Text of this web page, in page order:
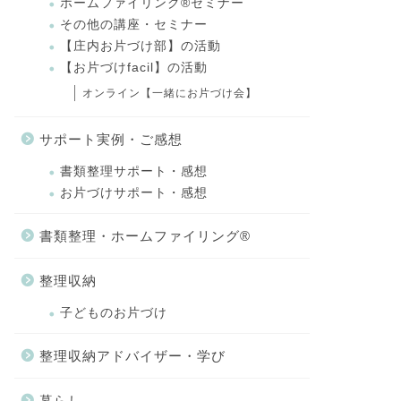
ホームファイリング®セミナー
その他の講座・セミナー
【庄内お片づけ部】の活動
【お片づけfacil】の活動
オンライン【一緒にお片づけ会】
サポート実例・ご感想
書類整理サポート・感想
お片づけサポート・感想
書類整理・ホームファイリング®
整理収納
子どものお片づけ
整理収納アドバイザー・学び